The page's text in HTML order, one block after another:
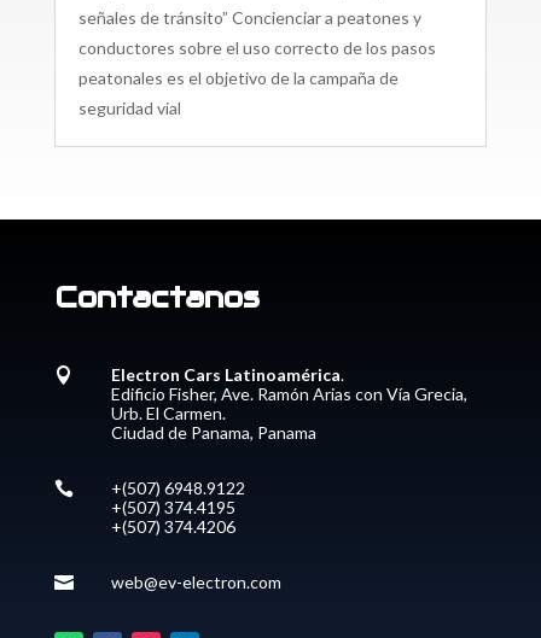
señales de tránsito” Concienciar a peatones y
conductores sobre el uso correcto de los pasos
peatonales es el objetivo de la campaña de
seguridad vial
Contactanos
 Electron Cars Latinoamérica.
Edificio Fisher, Ave. Ramón Arias con Vía Grecia,
Urb. El Carmen.
Ciudad de Panama, Panama

+(507) 6948.9122
+(507) 374.4195
+(507) 374.4206
 web@ev-electron.com